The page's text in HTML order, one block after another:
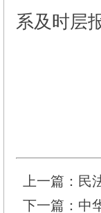
系及时层
上一篇： 民
下一篇： 中